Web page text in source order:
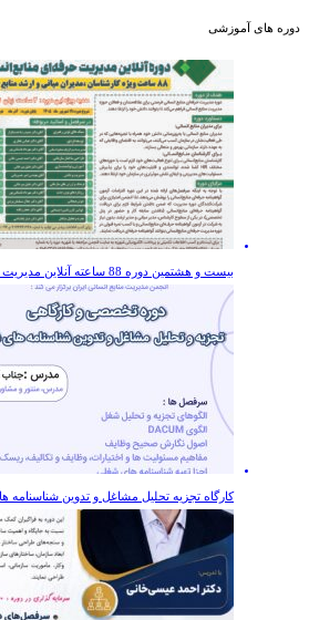
دوره های آموزشی
بیست و هشتمین دوره 88 ساعته آنلاین مديريت حرفه ای منابع انسانی(گروه 28)
کارگاه تجزیه تحلیل مشاغل و تدوین شناسنامه